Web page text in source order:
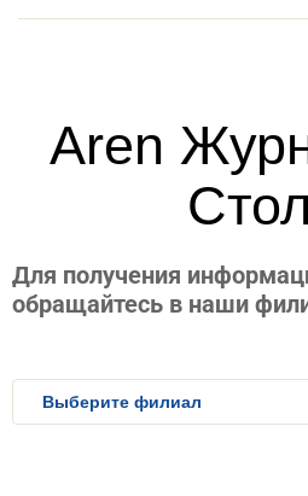
Aren
Для получения
обращайтесь в наши